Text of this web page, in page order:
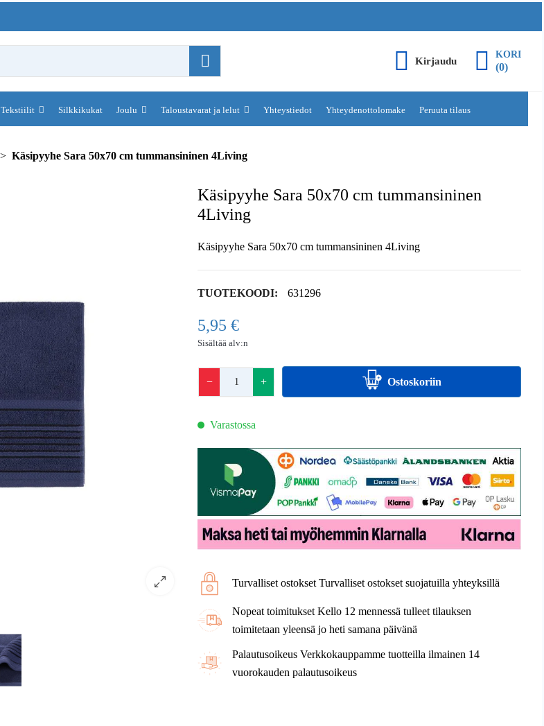
Kirjaudu
KORI
(0)
Tekstiilit Silkkikukat Joulu Taloustavarat ja lelut Yhteystiedot Yhteydenottolomake Peruuta tilaus
Käsipyyhe Sara 50x70 cm tummansininen 4Living
Käsipyyhe Sara 50x70 cm tummansininen
4Living
Käsipyyhe Sara 50x70 cm tummansininen 4Living
TUOTEKOODI: 631296
5,95 €
Sisältää alv:n
− + Ostoskoriin
Varastossa
Turvalliset ostokset Turvalliset ostokset suojatuilla yhteyksillä
Nopeat toimitukset Kello 12 mennessä tulleet tilauksen
toimitetaan yleensä jo heti samana päivänä
Palautusoikeus Verkkokauppamme tuotteilla ilmainen 14
vuorokauden palautusoikeus